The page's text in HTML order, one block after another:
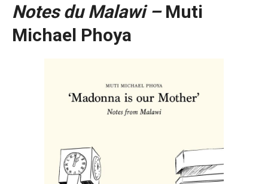
Notes du Malawi – Muti
Michael Phoya